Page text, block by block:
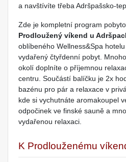
a navštívíte třeba Adršpašsko-
Zde je kompletní program
Prodloužený víkend u
oblíbeného Wellness&Spa
vydařený čtyřdenní pobyt.
okolí doplníte o příjemnou
centru. Součástí balíčku je 2x
bazénu pro pár a relaxace v
kde si vychutnáte aromakoupel
odpočinek ve finské sauně a
vydařenou relaxaci.
K Prodlouženému